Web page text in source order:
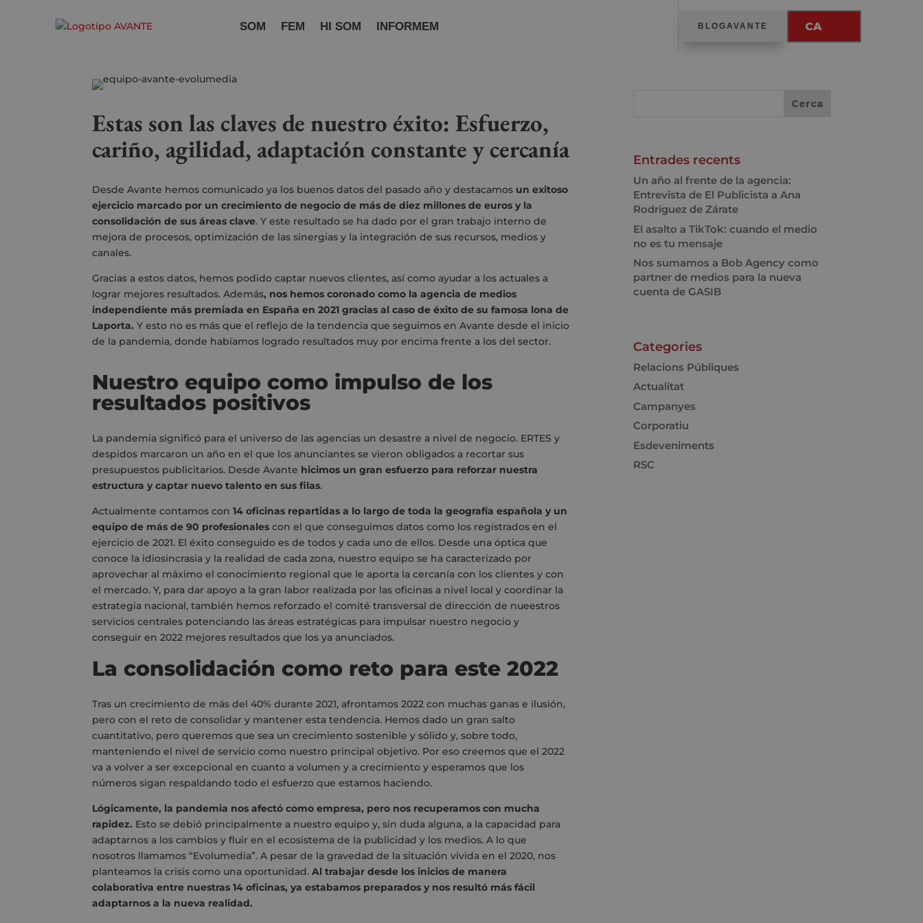
SOM FEM HI SOM INFORMEM BLOGAVANTE CA
Estas son las claves de nuestro éxito: Esfuerzo,
cariño, agilidad, adaptación constante y cercanía
Desde Avante hemos comunicado ya los buenos datos del pasado año y destacamos un exitoso
ejercicio marcado por un crecimiento de negocio de más de diez millones de euros y la
consolidación de sus áreas clave. Y este resultado se ha dado por el gran trabajo interno de
mejora de procesos, optimización de las sinergias y la integración de sus recursos, medios y
canales.
Gracias a estos datos, hemos podido captar nuevos clientes, así como ayudar a los actuales a
lograr mejores resultados. Además, nos hemos coronado como la agencia de medios
independiente más premiada en España en 2021 gracias al caso de éxito de su famosa lona de
Laporta. Y esto no es más que el reflejo de la tendencia que seguimos en Avante desde el inicio
de la pandemia, donde habíamos logrado resultados muy por encima frente a los del sector.
Nuestro equipo como impulso de los
resultados positivos
La pandemia significó para el universo de las agencias un desastre a nivel de negocio. ERTES y
despidos marcaron un año en el que los anunciantes se vieron obligados a recortar sus
presupuestos publicitarios. Desde Avante hicimos un gran esfuerzo para reforzar nuestra
estructura y captar nuevo talento en sus filas.
Actualmente contamos con14 oficinas repartidas a lo largo de toda la geografía española y un
equipo de más de 90 profesionales con el que conseguimos datos como los registrados en el
ejercicio de 2021. El éxito conseguido es de todos y cada uno de ellos. Desde una óptica que
conoce la idiosincrasia y la realidad de cada zona, nuestro equipo se ha caracterizado por
aprovechar al máximo el conocimiento regional que le aporta la cercanía con los clientes y con
el mercado. Y, para dar apoyo a la gran labor realizada por las oficinas a nivel local y coordinar la
estrategia nacional, también hemos reforzado el comité transversal de dirección de nueestros
servicios centrales potenciando las áreas estratégicas para impulsar nuestro negocio y
conseguir en 2022 mejores resultados que los ya anunciados.
La consolidación como reto para este 2022
Tras un crecimiento de más del 40% durante 2021, afrontamos 2022 con muchas ganas e ilusión,
pero con el reto de consolidar y mantener esta tendencia. Hemos dado un gran salto
cuantitativo, pero queremos que sea un crecimiento sostenible y sólido y, sobre todo,
manteniendo el nivel de servicio como nuestro principal objetivo. Por eso creemos que el 2022
va a volver a ser excepcional en cuanto a volumen y a crecimiento y esperamos que los
números sigan respaldando todo el esfuerzo que estamos haciendo.
Lógicamente, la pandemia nos afectó como empresa, pero nos recuperamos con mucha
rapidez. Esto se debió principalmente a nuestro equipo y, sin duda alguna, a la capacidad para
adaptarnos a los cambios y fluir en el ecosistema de la publicidad y los medios. A lo que
nosotros llamamos “Evolumedia”. A pesar de la gravedad de la situación vivida en el 2020, nos
planteamos la crisis como una oportunidad.Al trabajar desde los inicios de manera
colaborativa entre nuestras 14 oficinas, ya estabamos preparados y nos resultó más fácil
adaptarnos a la nueva realidad.
Entrades recents
Un año al frente de la agencia:
Entrevista de El Publicista a Ana
Rodríguez de Zárate
El asalto a TikTok: cuando el medio
no es tu mensaje
Nos sumamos a Bob Agency como
partner de medios para la nueva
cuenta de GASIB
Categories
Relacions Públiques
Actualitat
Campanyes
Corporatiu
Esdeveniments
RSC